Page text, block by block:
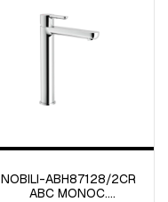
NOBILI-ABH87128/2CR
ABC MONOC.